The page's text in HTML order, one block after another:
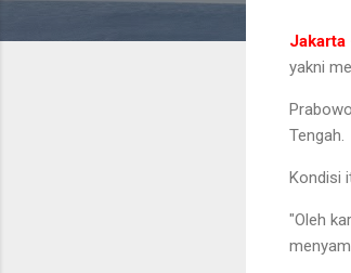
Jakarta
yakni
Tengah.
Kondisi
"Oleh